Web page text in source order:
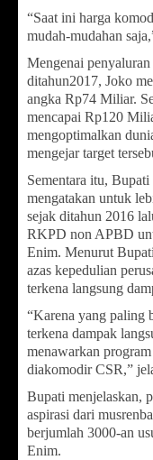
“Saat ini harga
mudah-mudahan
Mengenai
ditahun2017, Joko
angka Rp74 Miliar.
mencapai Rp120
mengoptimalkan
mengejar target
Sementara itu,
mengatakan untuk
sejak ditahun 2016
RKPD non APBD
Enim. Menurut
azas kepedulian
terkena langsung
“Karena yang paling
terkena dampak
menawarkan
diakomodir CSR,”
Bupati menjelaskan,
aspirasi dari
berjumlah 3000-an
Enim.